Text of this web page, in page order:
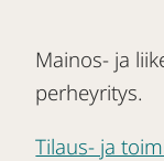
Mainos- ja
perheyritys.
Tilaus- ja